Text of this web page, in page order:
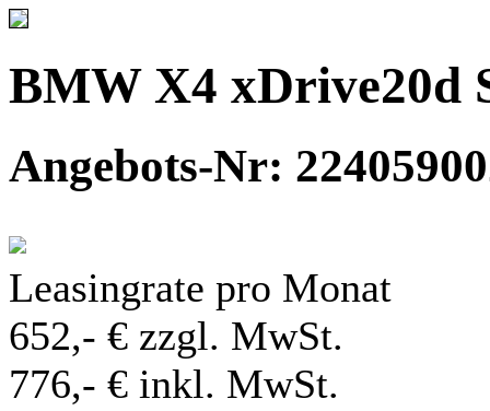
BMW X4 xDrive20d
Angebots-Nr:
Leasingrate pro Monat
652,- € zzgl. MwSt.
776,- € inkl. MwSt.